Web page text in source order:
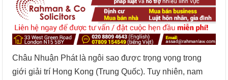
Châu Nhuận Phát là ngôi sao được trọng vọng trong
giới giải trí Hong Kong (Trung Quốc). Tuy nhiên, nam